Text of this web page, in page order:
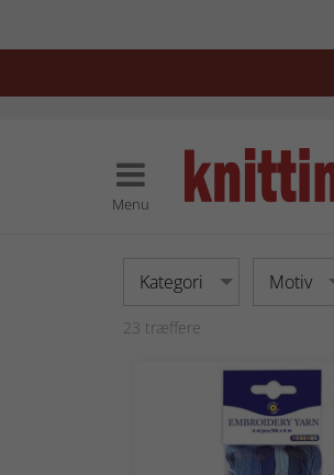
Menu
Kategori Motiv
23 træffere